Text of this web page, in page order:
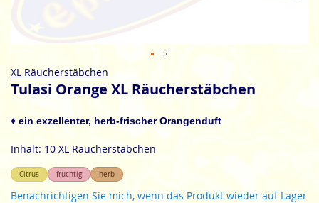
Zum
Anfang
Bildgalerie
springen
XL Räucherstäbchen
Tulasi Orange XL Räucherstäbchen
♦ ein exzellenter, herb-frischer Orangenduft
Inhalt: 10 XL Räucherstäbchen
Citrus fruchtig herb
Benachrichtigen Sie mich, wenn das Produkt wieder auf Lager